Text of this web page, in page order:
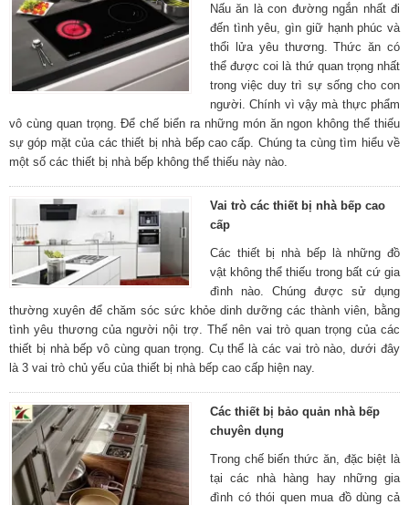
Nấu ăn là con đường ngắn nhất đi
đến tình yêu, gìn giữ hạnh phúc và
thổi lửa yêu thương. Thức ăn có
thể được coi là thứ quan trọng nhất
trong việc duy trì sự sống cho con
người. Chính vì vậy mà thực phẩm
vô cùng quan trọng. Để chế biển ra những món ăn ngon không thể thiếu
sự góp mặt của các thiết bị nhà bếp cao cấp. Chúng ta cùng tìm hiểu về
một số các thiết bị nhà bếp không thể thiếu này nào.
Vai trò các thiết bị nhà bếp cao
cấp
Các thiết bị nhà bếp là những đồ
vật không thể thiếu trong bất cứ gia
đình nào. Chúng được sử dụng
thường xuyên để chăm sóc sức khỏe dinh dưỡng các thành viên, bằng
tình yêu thương của người nội trợ. Thế nên vai trò quan trọng của các
thiết bị nhà bếp vô cùng quan trọng. Cụ thể là các vai trò nào, dưới đây
là 3 vai trò chủ yếu của thiết bị nhà bếp cao cấp hiện nay.
Các thiết bị bảo quản nhà bếp
chuyên dụng
Trong chế biến thức ăn, đặc biệt là
tại các nhà hàng hay những gia
đình có thói quen mua đồ dùng cả